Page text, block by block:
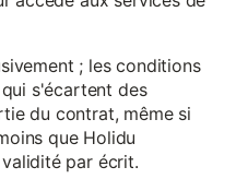
; les conditions
s'écartent des
du contrat, même si
que Holidu
par écrit.